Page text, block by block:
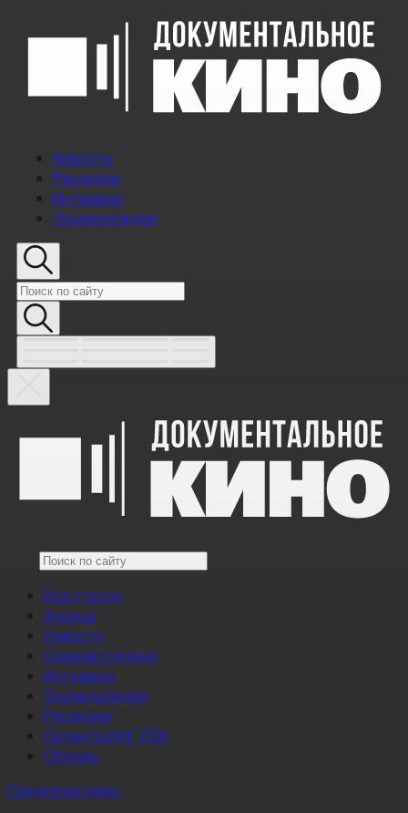
Новости
Рецензии
Интервью
Энциклопедия
Все статьи
Анонсы
Новости
Снимается кино
Интервью
Энциклопедия
Рецензии
Проекты НМГ ДОК
Обзоры
Предложи идею